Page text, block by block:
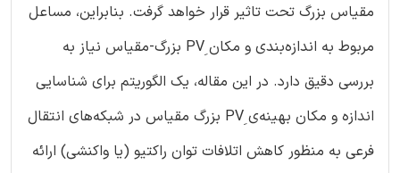
مقیاس بزرگ تحت تاثیر قرار خواهد گرفت. بنابراین، مساعل
مربوط به اندازه‌بندی و مکان PVِ بزرگ-مقیاس نیاز به
بررسی دقیق دارد. در این مقاله، یک الگوریتم برای شناسایی
اندازه و مکان بهینه‌ی PVِ بزرگ مقیاس در شبکه‌های انتقال
فرعی به منظور کاهش اتلافات توان راکتیو (یا واکنشی) ارائه